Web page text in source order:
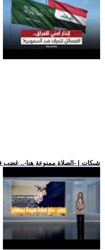
.. شبكات | -الصلاة ممنوعة هنا-..